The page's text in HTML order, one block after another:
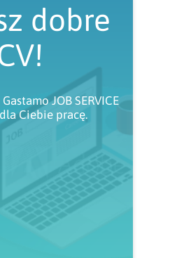
dobre
JOB SERVICE
Ciebie pracę.